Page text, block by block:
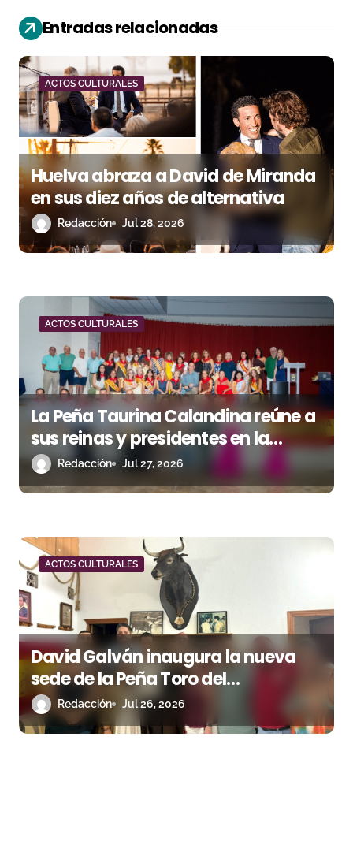
n
d
e
e
n
t
r
a
d
Entradas relacionadas
ACTOS CULTURALES
Huelva abraza a David de Miranda
en sus diez años de alternativa
Redacción Jul 28, 2026
ACTOS CULTURALES
La Peña Taurina Calandina reúne a
sus reinas y presidentes en la
celebración de su 50.º aniversario
Redacción Jul 27, 2026
ACTOS CULTURALES
David Galván inaugura la nueva
sede de la Peña Toro del
Aguardiente de San Roque
Redacción Jul 26, 2026